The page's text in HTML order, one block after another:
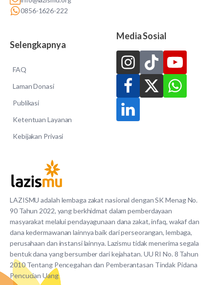
LAZISMU adalah lembaga zakat nasional dengan SK Menag No.
90 Tahun 2022, yang berkhidmat dalam pemberdayaan
masyarakat melalui pendayagunaan dana zakat, infaq, wakaf dan
dana kedermawanan lainnya baik dari perseorangan, lembaga,
perusahaan dan instansi lainnya. Lazismu tidak menerima segala
bentuk dana yang bersumber dari kejahatan. UU RI No. 8 Tahun
2010 Tentang Pencegahan dan Pemberantasan Tindak Pidana
Pencucian Uang
0856-1626-222
Selengkapnya
FAQ
Laman Donasi
Publikasi
Ketentuan Layanan
Kebijakan Privasi
Media Sosial